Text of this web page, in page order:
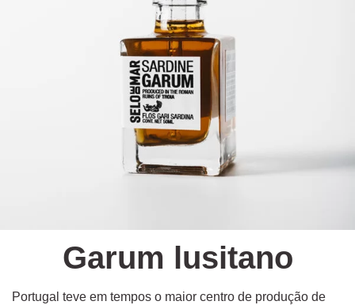
Garum lusitano
Portugal teve em tempos o maior centro de produção de